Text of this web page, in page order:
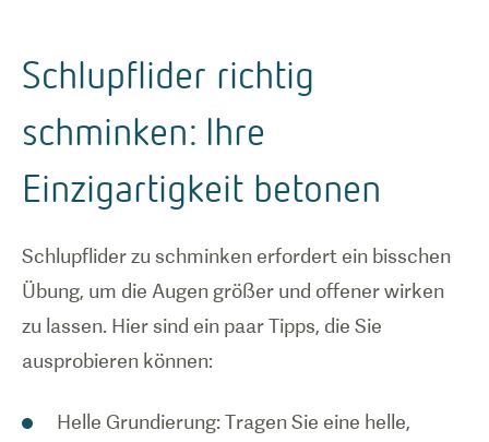
Schlupflider richtig
schminken: Ihre
Einzigartigkeit betonen
Schlupflider zu schminken erfordert ein bisschen
Übung, um die Augen größer und offener wirken
zu lassen. Hier sind ein paar Tipps, die Sie
ausprobieren können:
Helle Grundierung: Tragen Sie eine helle,